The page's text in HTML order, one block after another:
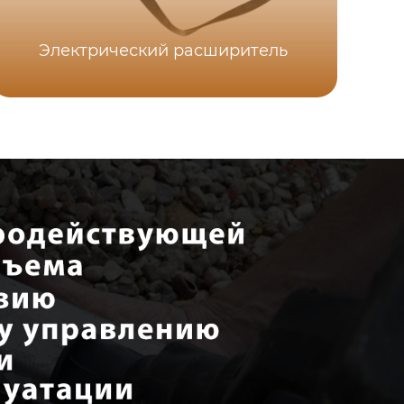
Электрический расширитель